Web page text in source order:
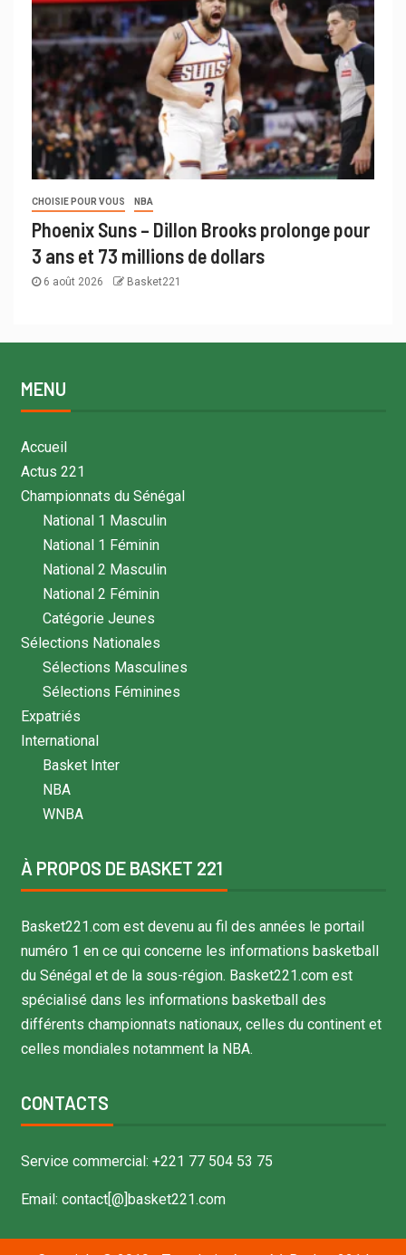
CHOISIE POUR VOUS NBA
Phoenix Suns – Dillon Brooks prolonge pour
3 ans et 73 millions de dollars
6 août 2026 Basket221
MENU
Accueil
Actus 221
Championnats du Sénégal
National 1 Masculin
National 1 Féminin
National 2 Masculin
National 2 Féminin
Catégorie Jeunes
Sélections Nationales
Sélections Masculines
Sélections Féminines
Expatriés
International
Basket Inter
NBA
WNBA
À PROPOS DE BASKET 221
Basket221.com est devenu au fil des années le portail
numéro 1 en ce qui concerne les informations basketball
du Sénégal et de la sous-région. Basket221.com est
spécialisé dans les informations basketball des
différents championnats nationaux, celles du continent et
celles mondiales notamment la NBA.
CONTACTS
Service commercial: +221 77 504 53 75
Email: contact[@]basket221.com